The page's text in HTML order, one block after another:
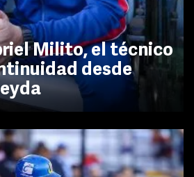
Milito, el técnico
desde